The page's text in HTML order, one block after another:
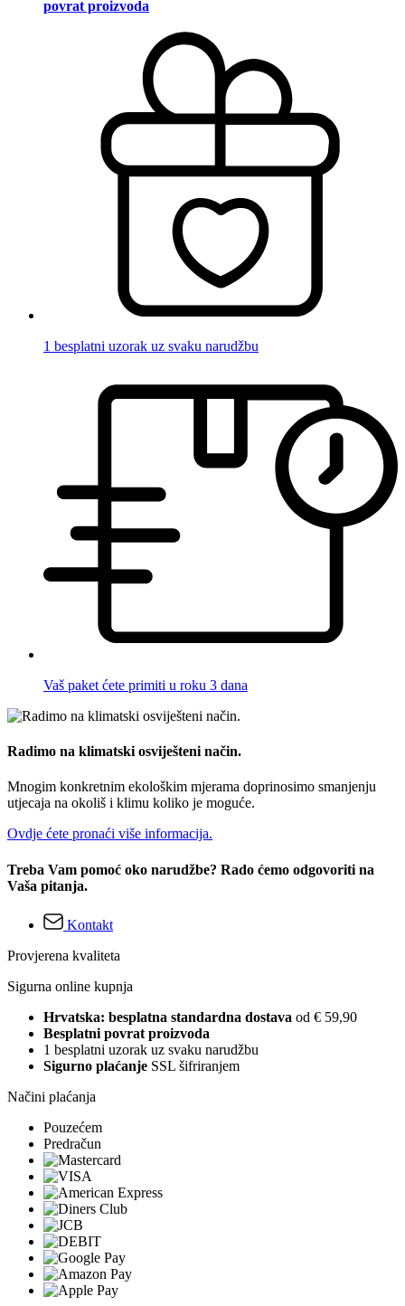
povrat proizvoda
1 besplatni uzorak uz svaku narudžbu
Vaš paket ćete primiti u roku 3 dana
Radimo na klimatski osviješteni način.
Mnogim konkretnim ekološkim mjerama doprinosimo smanjenju
utjecaja na okoliš i klimu koliko je moguće.
Ovdje ćete pronaći više informacija.
Treba Vam pomoć oko narudžbe? Rado ćemo odgovoriti na
Vaša pitanja.
Kontakt
Provjerena kvaliteta
Sigurna online kupnja
Hrvatska: besplatna standardna dostava od € 59,90
Besplatni povrat proizvoda
1 besplatni uzorak uz svaku narudžbu
Sigurno plaćanje SSL šifriranjem
Načini plaćanja
Pouzećem
Predračun